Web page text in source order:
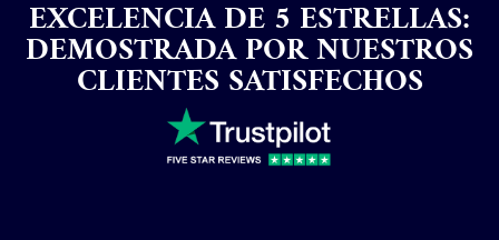
EXCELENCIA DE 5 ESTRELLAS:
DEMOSTRADA POR NUESTROS
CLIENTES SATISFECHOS